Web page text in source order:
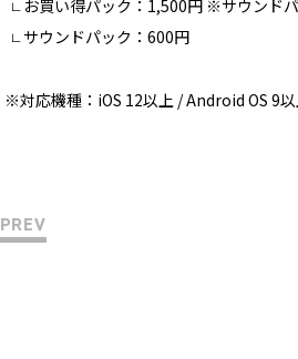
└ お買い得パック：1,500円 ※サウンド
└サウンドパック：600円
※対応機種：iOS 12以上 / Android OS 9
PREV